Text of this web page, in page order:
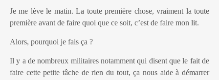
Je me lève le matin. La toute première chose, vraiment la toute
première avant de faire quoi que ce soit, c’est de faire mon lit.
Alors, pourquoi je fais ça ?
Il y a de nombreux militaires notamment qui disent que le fait de
faire cette petite tâche de rien du tout, ça nous aide à démarrer